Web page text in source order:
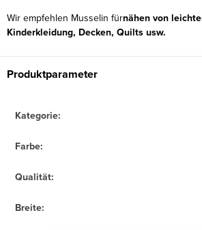
Wir empfehlen Musselin fürnähen von
Kinderkleidung, Decken, Quilts usw.
Produktparameter
Kategorie:
Farbe:
Qualität:
Breite: